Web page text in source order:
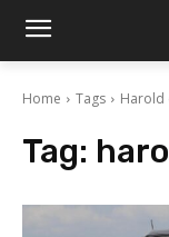
Home Tags Harold
Tag: